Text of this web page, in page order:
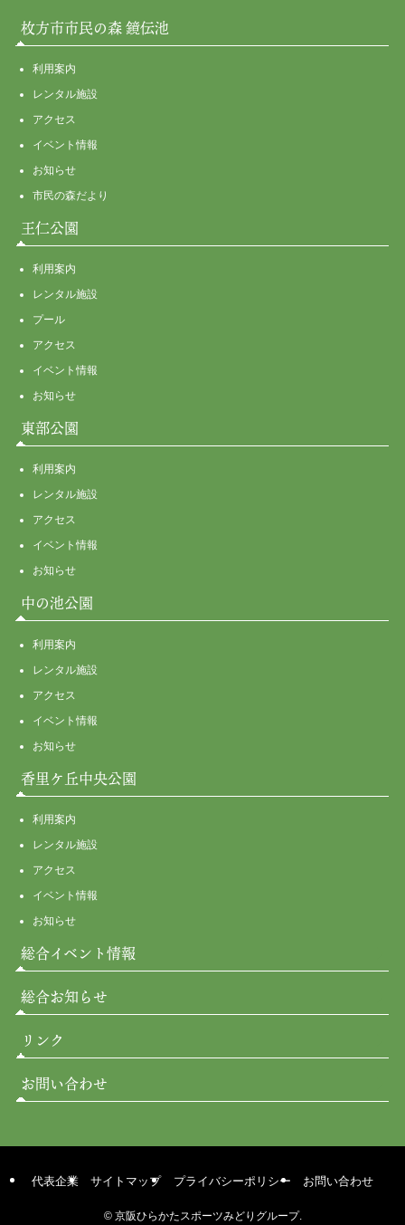
枚方市市民の森 鏡伝池
利用案内
レンタル施設
アクセス
イベント情報
お知らせ
市民の森だより
王仁公園
利用案内
レンタル施設
プール
アクセス
イベント情報
お知らせ
東部公園
利用案内
レンタル施設
アクセス
イベント情報
お知らせ
中の池公園
利用案内
レンタル施設
アクセス
イベント情報
お知らせ
香里ケ丘中央公園
利用案内
レンタル施設
アクセス
イベント情報
お知らせ
総合イベント情報
総合お知らせ
リンク
お問い合わせ
代表企業 サイトマップ プライバシーポリシー お問い合わせ
©京阪ひらかたスポーツみどりグループ.